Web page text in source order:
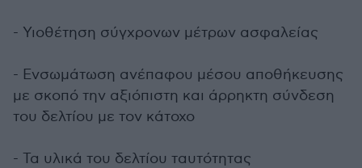
- Υιοθέτηση σύγχρονων μέτρων ασφαλείας
- Ενσωμάτωση ανέπαφου μέσου αποθήκευσης
με σκοπό την αξιόπιστη και άρρηκτη σύνδεση
του δελτίου με τον κάτοχο
- Τα υλικά του δελτίου ταυτότητας